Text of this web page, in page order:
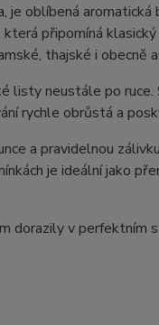
oblíbená aromatická
připomíná
thajské i obecně
listy neustále po
rychle obrůstá a
a pravidelnou
je ideální jako
dorazily v perfektním